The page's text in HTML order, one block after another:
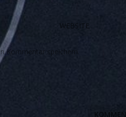
speichern.